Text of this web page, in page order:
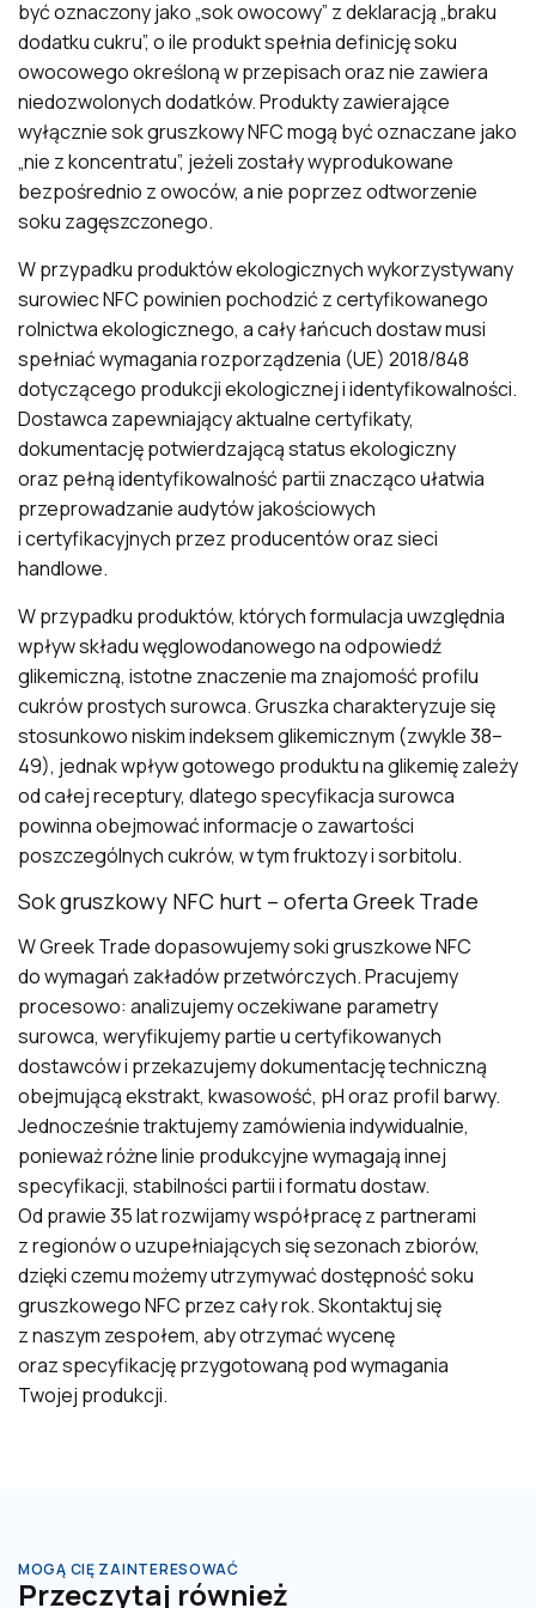
być oznaczony jako „sok owocowy” z deklaracją „braku
dodatku cukru”, o ile produkt spełnia definicję soku
owocowego określoną w przepisach oraz nie zawiera
niedozwolonych dodatków. Produkty zawierające
wyłącznie sok gruszkowy NFC mogą być oznaczane jako
„nie z koncentratu”, jeżeli zostały wyprodukowane
bezpośrednio z owoców, a nie poprzez odtworzenie
soku zagęszczonego.
W przypadku produktów ekologicznych wykorzystywany
surowiec NFC powinien pochodzić z certyfikowanego
rolnictwa ekologicznego, a cały łańcuch dostaw musi
spełniać wymagania rozporządzenia (UE) 2018/848
dotyczącego produkcji ekologicznej i identyfikowalności.
Dostawca zapewniający aktualne certyfikaty,
dokumentację potwierdzającą status ekologiczny
oraz pełną identyfikowalność partii znacząco ułatwia
przeprowadzanie audytów jakościowych
i certyfikacyjnych przez producentów oraz sieci
handlowe.
W przypadku produktów, których formulacja uwzględnia
wpływ składu węglowodanowego na odpowiedź
glikemiczną, istotne znaczenie ma znajomość profilu
cukrów prostych surowca. Gruszka charakteryzuje się
stosunkowo niskim indeksem glikemicznym (zwykle 38–
49), jednak wpływ gotowego produktu na glikemię zależy
od całej receptury, dlatego specyfikacja surowca
powinna obejmować informacje o zawartości
poszczególnych cukrów, w tym fruktozy i sorbitolu.
Sok gruszkowy NFC hurt – oferta Greek Trade
W Greek Trade dopasowujemy soki gruszkowe NFC
do wymagań zakładów przetwórczych. Pracujemy
procesowo: analizujemy oczekiwane parametry
surowca, weryfikujemy partie u certyfikowanych
dostawców i przekazujemy dokumentację techniczną
obejmującą ekstrakt, kwasowość, pH oraz profil barwy.
Jednocześnie traktujemy zamówienia indywidualnie,
ponieważ różne linie produkcyjne wymagają innej
specyfikacji, stabilności partii i formatu dostaw.
Od prawie 35 lat rozwijamy współpracę z partnerami
z regionów o uzupełniających się sezonach zbiorów,
dzięki czemu możemy utrzymywać dostępność soku
gruszkowego NFC przez cały rok. Skontaktuj się
z naszym zespołem, aby otrzymać wycenę
oraz specyfikację przygotowaną pod wymagania
Twojej produkcji.
MOGĄ CIĘ ZAINTERESOWAĆ
Przeczytaj również